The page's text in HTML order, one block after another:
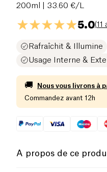
200ml | 33.60 €/L
5.0(11
Rafraîchit & Illumine
Usage Interne &
🚚 Nous vous livrons à
Commandez avant 12h
A propos de ce